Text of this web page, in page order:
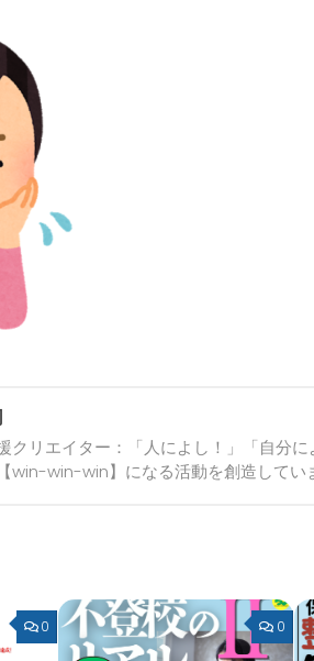
クリエイター：「人によし！」「自分に
win-win-win】になる活動を創造してい
0 0